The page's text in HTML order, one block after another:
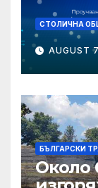
СТОЛИЧНА
AUGUST
БЪЛГАРСКИ
Около